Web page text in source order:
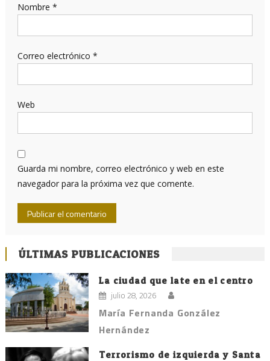
Nombre *
Correo electrónico *
Web
Guarda mi nombre, correo electrónico y web en este
navegador para la próxima vez que comente.
ÚLTIMAS PUBLICACIONES
La ciudad que late en el centro
julio 28, 2026
María Fernanda González
Hernández
Terrorismo de izquierda y Santa